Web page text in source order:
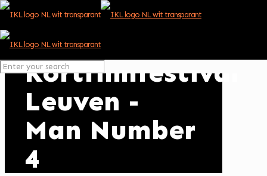
Kortfilmfestival
Leuven -
Man Number
4